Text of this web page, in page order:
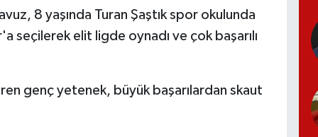
8 yaşında Turan Şaştık spor okulunda
seçilerek elit ligde oynadı ve çok başarılı
genç yetenek, büyük başarılardan skaut